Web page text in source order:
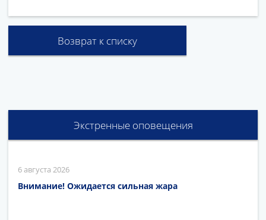
Возврат к списку
Экстренные оповещения
6 августа 2026
Внимание! Ожидается сильная жара